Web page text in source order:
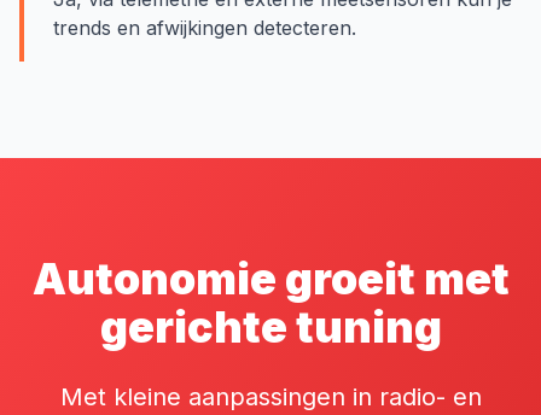
trends en afwijkingen detecteren.
Autonomie groeit met
gerichte tuning
Met kleine aanpassingen in radio- en